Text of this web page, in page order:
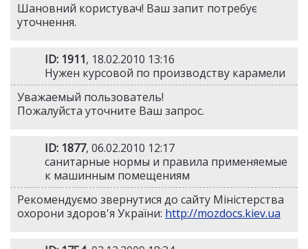
Шановний користувач! Ваш запит потребує
уточнення.
ID: 1911, 18.02.2010 13:16
Нужен курсовой по производству карамели
Уважаемый пользователь!
Пожалуйста уточните Ваш запрос.
ID: 1877, 06.02.2010 12:17
санитарные нормы и правила применяемые
к машинным помещениям
Рекомендуємо звернутися до сайту Міністерства
охорони здоров'я України: http://mozdocs.kiev.ua